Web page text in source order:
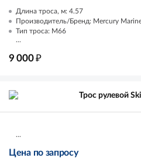
Длина троса, м: 4.57
Производитель/Бренд: Mercury
Тип троса: M66
...
9 000₽
Трос рулевой
...
Цена по запросу